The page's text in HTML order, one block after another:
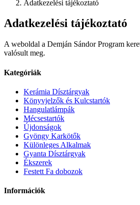
Adatkezelési tájékoztató
Adatkezelési tájékoztató
A weboldal a Demján Sándor Program
valósult meg.
Kategóriák
Kerámia Dísztárgyak
Könyvjelzők és Kulcstartók
Hangulatlámpák
Mécsestartók
Újdonságok
Gyöngy Karkötők
Különleges Alkalmak
Gyanta Dísztárgyak
Ékszerek
Festett Fa dobozok
Információk